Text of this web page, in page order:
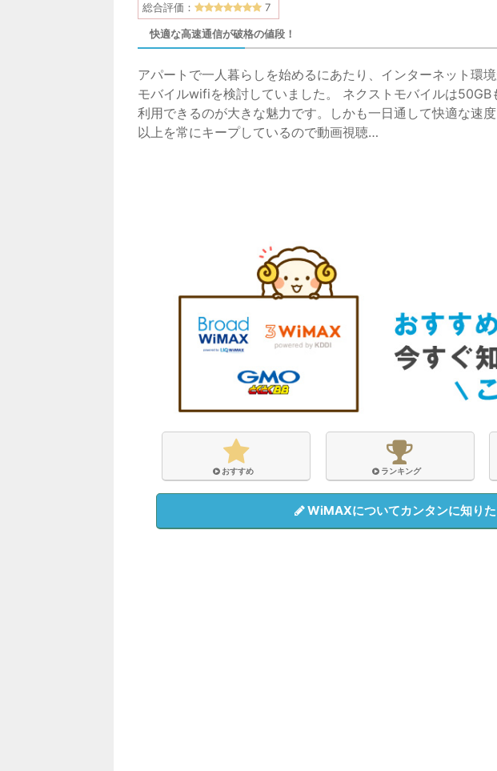
総合評価： 7
快適な高速通信が破格の値段！
アパートで一人暮らしを始めるにあたり、インターネット環
モバイルwifiを検討していました。 ネクストモバイルは
利用できるのが大きな魅力です。しかも一日通して快適な速
以上を常にキープしているので動画視聴…
おすすめ ランキング
WiMAXについてカンタンに知り